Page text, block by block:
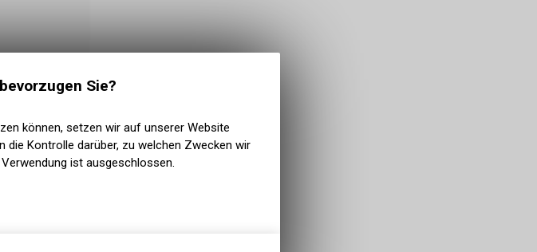
Sie?
können, setzen wir auf unserer Website
die Kontrolle darüber, zu welchen Zwecken wir
ist ausgeschlossen.